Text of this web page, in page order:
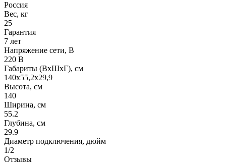
Россия
Вес, кг
25
Гарантия
7 лет
Напряжение сети, В
220 В
Габариты (ВхШхГ), см
140x55,2x29,9
Высота, см
140
Ширина, см
55.2
Глубина, см
29.9
Диаметр подключения, дюйм
1/2
Отзывы